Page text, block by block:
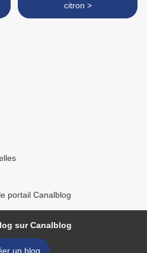
citron >
portail Canalblog
sur Canalblog
un blog